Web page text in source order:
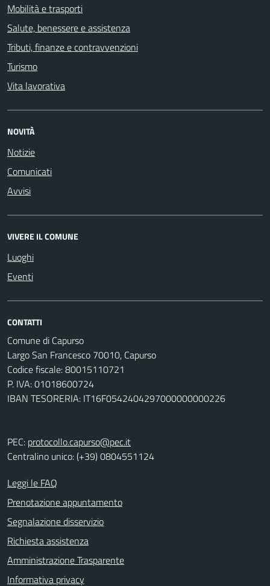
Mobilità e trasporti
Salute, benessere e assistenza
Tributi, finanze e contravvenzioni
Turismo
Vita lavorativa
NOVITÀ
Notizie
Comunicati
Avvisi
VIVERE IL COMUNE
Luoghi
Eventi
CONTATTI
Comune di Capurso
Largo San Francesco 70010, Capurso
Codice fiscale: 80015110721
P. IVA: 01018600724
IBAN TESORERIA: IT16F0542404297000000000226
PEC: protocollo.capurso@pec.it
Centralino unico: (+39) 0804551124
Leggi le FAQ
Prenotazione appuntamento
Segnalazione disservizio
Richiesta assistenza
Amministrazione Trasparente
Informativa privacy